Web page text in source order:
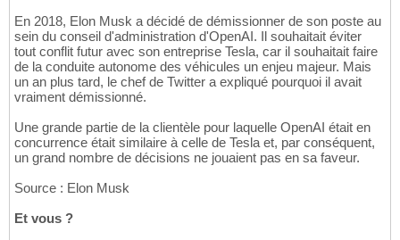
En 2018, Elon Musk a décidé de démissionner de son poste au
sein du conseil d'administration d'OpenAI. Il souhaitait éviter
tout conflit futur avec son entreprise Tesla, car il souhaitait faire
de la conduite autonome des véhicules un enjeu majeur. Mais
un an plus tard, le chef de Twitter a expliqué pourquoi il avait
vraiment démissionné.
Une grande partie de la clientèle pour laquelle OpenAI était en
concurrence était similaire à celle de Tesla et, par conséquent,
un grand nombre de décisions ne jouaient pas en sa faveur.
Source : Elon Musk
Et vous ?